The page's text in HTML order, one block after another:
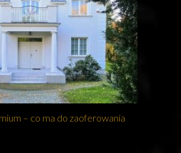
– co ma do zaoferowania